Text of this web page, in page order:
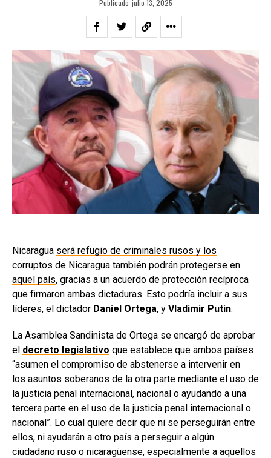
Publicado julio 13, 2025
Nicaragua será refugio de criminales rusos y los
corruptos de Nicaragua también podrán protegerse en
aquel país, gracias a un acuerdo de protección recíproca
que firmaron ambas dictaduras. Esto podría incluir a sus
líderes, el dictador Daniel Ortega, y Vladimir Putin.
La Asamblea Sandinista de Ortega se encargó de aprobar
el decreto legislativo que establece que ambos países
“asumen el compromiso de abstenerse a intervenir en
los asuntos soberanos de la otra parte mediante el uso de
la justicia penal internacional, nacional o ayudando a una
tercera parte en el uso de la justicia penal internacional o
nacional”. Lo cual quiere decir que ni se perseguirán entre
ellos, ni ayudarán a otro país a perseguir a algún
ciudadano ruso o nicaragüense, especialmente a aquellos